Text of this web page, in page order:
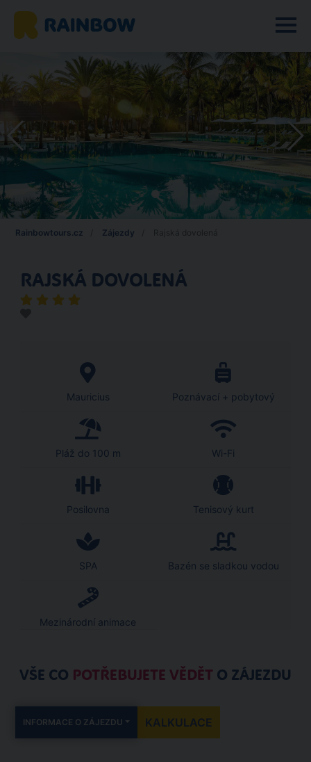
Rainbowtours.cz Zájezdy
RAJSKÁ DOVOLENÁ
Mauricius Poznávací + pobytový
Pláž do 100 m Wi-Fi
Posilovna Tenisový kurt
SPA Bazén se sladkou vodou
Mezinárodní animace
VŠE CO POTŘEBUJETE VĚDĚT O ZÁJEZDU
INFORMACE O ZÁJEZDU KALKULACE